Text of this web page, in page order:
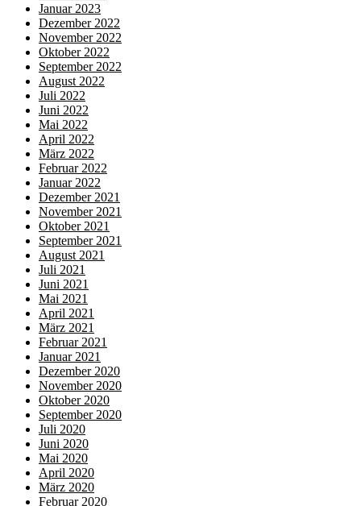
Januar 2023
Dezember 2022
November 2022
Oktober 2022
September 2022
August 2022
Juli 2022
Juni 2022
Mai 2022
April 2022
März 2022
Februar 2022
Januar 2022
Dezember 2021
November 2021
Oktober 2021
September 2021
August 2021
Juli 2021
Juni 2021
Mai 2021
April 2021
März 2021
Februar 2021
Januar 2021
Dezember 2020
November 2020
Oktober 2020
September 2020
Juli 2020
Juni 2020
Mai 2020
April 2020
März 2020
Februar 2020